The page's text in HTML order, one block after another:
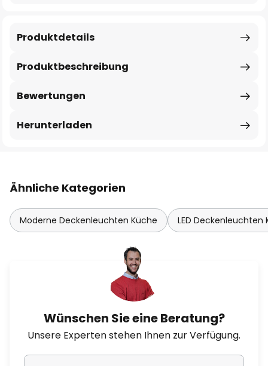
Produktbeschreibung
Produktdetails
Bewertungen
Herunterladen
Ähnliche Kategorien
Moderne Deckenleuchten Küche LED Deckenleuchten
Wünschen Sie eine Beratung?
Unsere Experten stehen Ihnen zur Verfügung.